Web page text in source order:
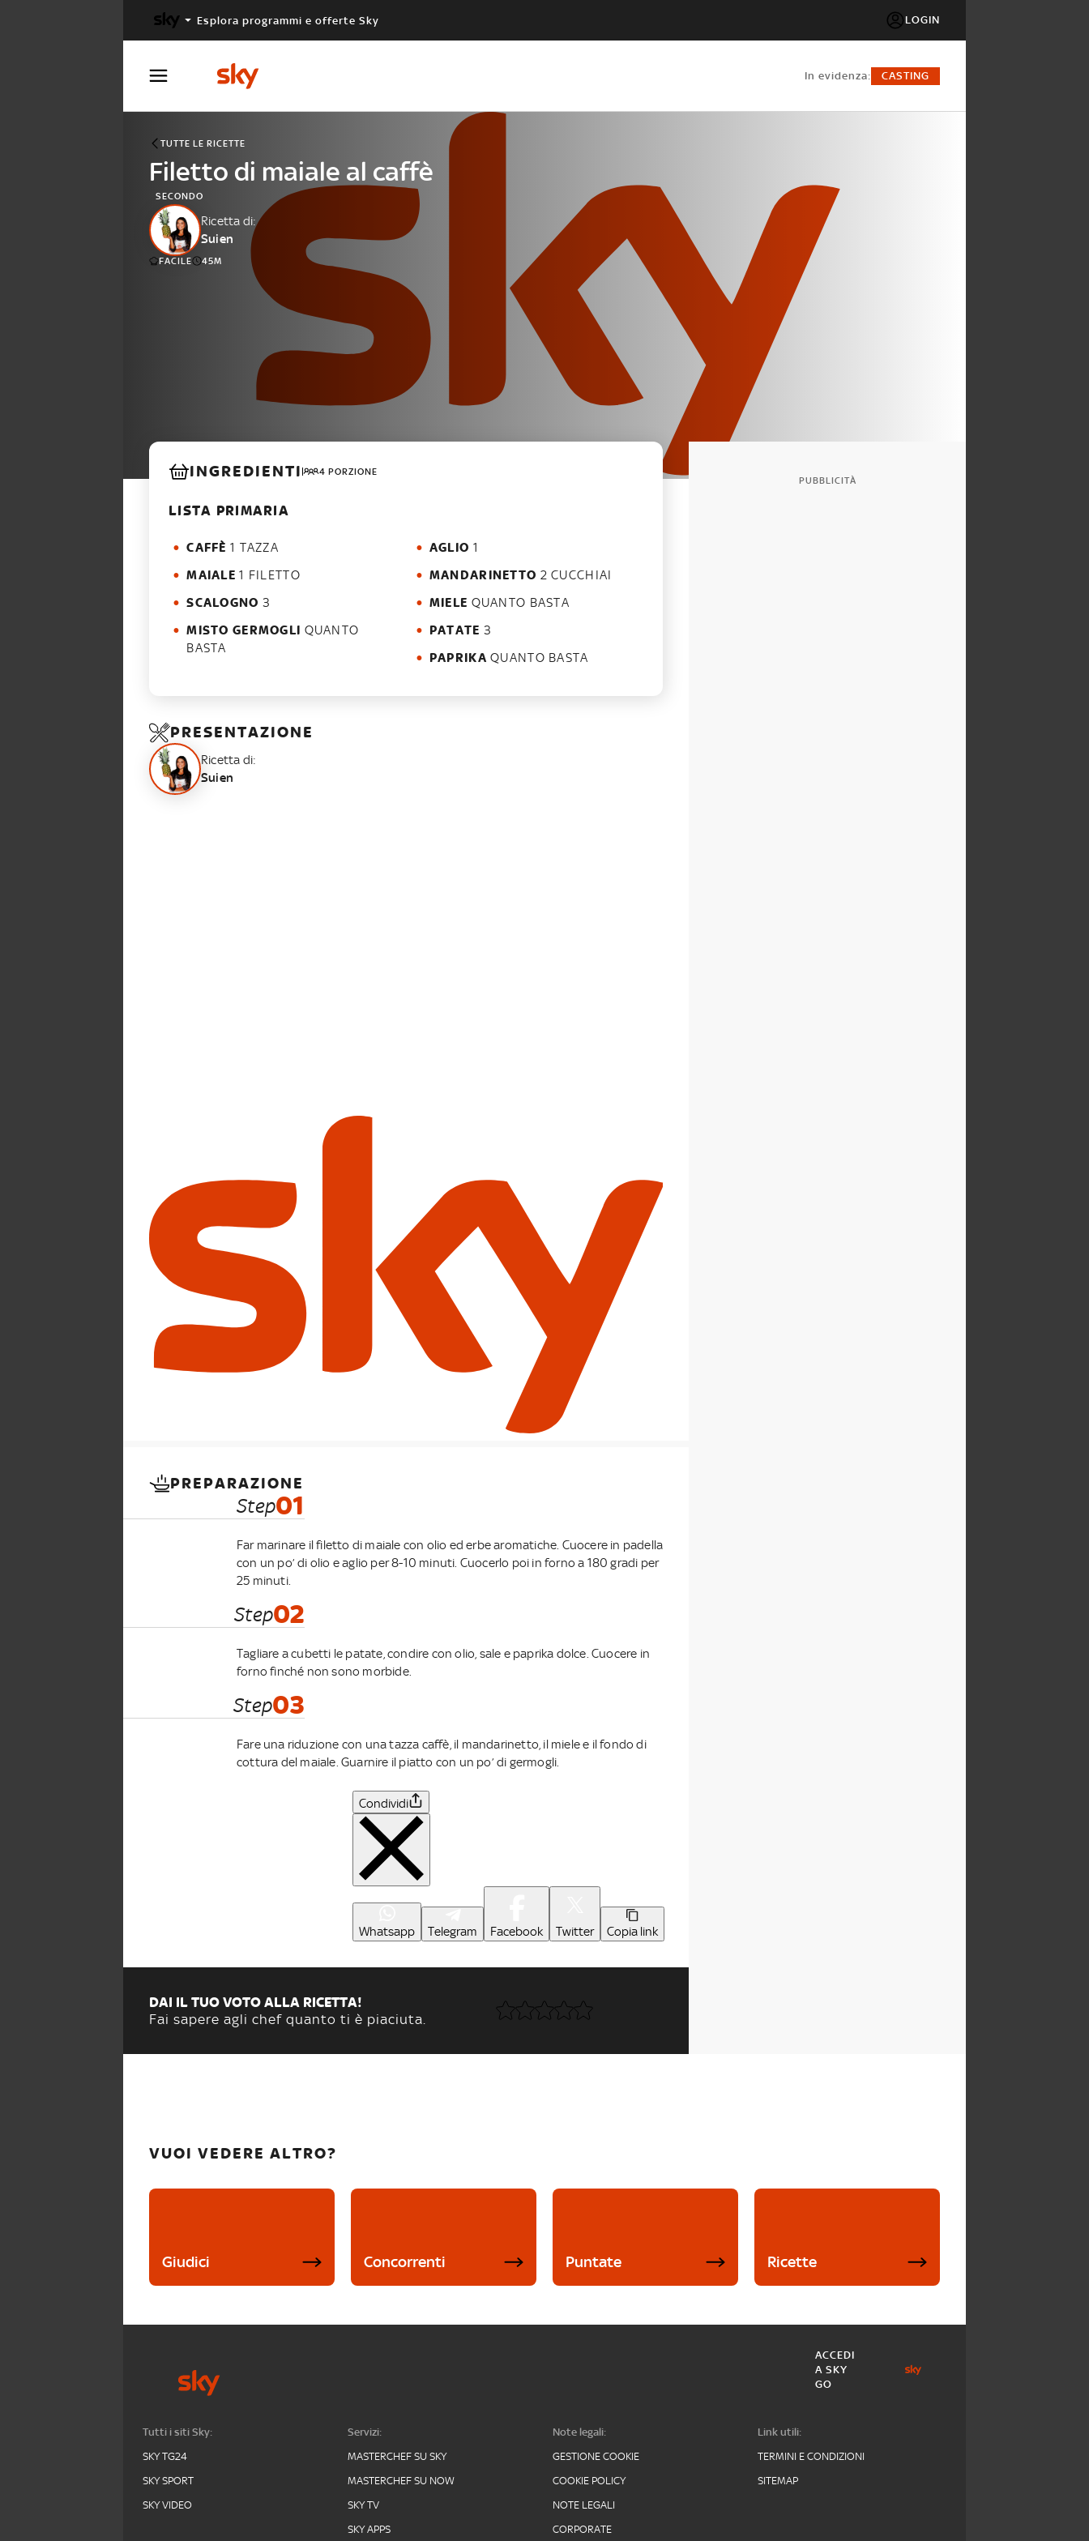
Esplora programmi e offerte Sky LOGIN
in evidenza: CASTING
TUTTE LE RICETTE
Filetto di maiale al caffè
SECONDO
Ricetta di:
Suien
FACILE 45M
INGREDIENTI 4 PORZIONE
LISTA PRIMARIA
CAFFÈ 1 TAZZA
MAIALE 1 FILETTO
SCALOGNO 3
MISTO GERMOGLI
BASTA
AGLIO 1
MANDARINETTO 2 CUCCHIAI
MIELE QUANTO BASTA
PATATE 3
PAPRIKA QUANTO BASTA
PRESENTAZIONE
Ricetta di:
Suien
PREPARAZIONE
Step01
Far marinare il filetto di maiale con olio ed erbe aromatiche. Cuocere in padella
con un po’ di olio e aglio per 8-10 minuti. Cuocerlo poi in forno a 180 gradi per
25 minuti.
Step02
Tagliare a cubetti le patate, condire con olio, sale e paprika dolce. Cuocere in
forno finché non sono morbide.
Step03
Fare una riduzione con una tazza caffè, il mandarinetto, il miele e il fondo di
cottura del maiale. Guarnire il piatto con un po’ di germogli.
Condividi
Whatsapp Telegram Facebook Twitter Copia link
DAI IL TUO VOTO ALLA RICETTA!
Fai sapere agli chef quanto ti è piaciuta.
PUBBLICITÀ
VUOI VEDERE ALTRO?
Giudici Concorrenti Puntate Ricette
ACCEDI
A SKY
GO
Tutti i siti Sky:
SKY TG24
SKY SPORT
SKY VIDEO
Servizi:
MASTERCHEF SU SKY
MASTERCHEF SU NOW
SKY TV
SKY APPS
Note legali:
GESTIONE COOKIE
COOKIE POLICY
NOTE LEGALI
CORPORATE
Link utili:
TERMINI E CONDIZIONI
SITEMAP